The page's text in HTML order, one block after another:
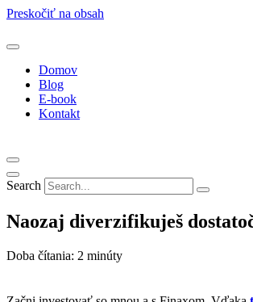
Preskočiť na obsah
Domov
Blog
E-book
Kontakt
Search
Naozaj diverzifikuješ
Doba čítania: 2 minúty